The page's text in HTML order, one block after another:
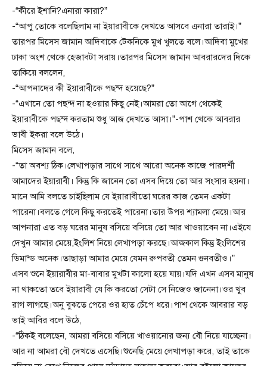
-“কীরে ইশানি?এনারা কারা?”
-“আপু তোকে বলেছিলাম না ইয়ারাবীকে দেখতে আসবে এনারা তারাই।”
তারপর মিসেস জামান আদিবাকে টেকনিকে মুখ খুলতে বলে।আদিবা মুখের
ঢাকা অংশ থেকে হেজাবটা সরায়।তারপর মিসেস জামান আবরারদের দিকে
তাকিয়ে বললেন,
-“আপনাদের কী ইয়ারাবীকে পছন্দ হয়েছে?”
-“এখানে তো পছন্দ না হওয়ার কিছু নেই।আমরা তো আগে থেকেই
ইয়ারাবীকে পছন্দ করতাম শুধু আজ দেখতে আসা।”-পাশ থেকে আবরার
ভাবী ইকরা বলে উঠে।
মিসেস জামান বলে,
-“তা অবশ্য ঠিক।লেখাপড়ার সাথে সাথে আরো অনেক কাজে পারদর্শী
আমাদের ইয়ারাবী। কিন্তু কি জানেন তো এসব দিয়ে তো আর সংসার হয়না।
মানে আমি বলতে চাইছিলাম যে ইয়ারাবীতো ঘরের কাজ তেমন একটা
পারেনা।বলতে গেলে কিছু করতেই পারেনা।তার উপর শ্যামলা মেয়ে।আর
আপনারা এত বড় ঘরের মানুষ বসিয়ে বসিয়ে তো আর খাওয়াবেন না।এইযে
দেখুন আমার মেয়ে,ইংলিশ নিয়ে লেখাপড়া করছে।আজকাল কিন্তু ইংলিশের
ডিমান্ড অনেক।তাছাড়া আমার মেয়ে যেমন রুপবতী তেমন গুনবতীও।”
এসব শুনে ইয়ারাবীর মা-বাবার মুখটা কালো হয়ে যায়।যদি এখন এসব মানুষ
না থাকতো তবে ইয়ারাবী যে কি করতো সেটা সে নিজেও জানেনা।ওর খুব
রাগ লাগছে।অনু বুঝতে পেরে ওর হাত চেঁপে ধরে।পাশ থেকে আবরার বড়
ভাই আবির বলে উঠে,
-“ঠিকই বলেছেন, আমরা বসিয়ে বসিয়ে খাওয়ানোর জন্য বৌ নিয়ে যাচ্ছেনা।
আর না আমরা বৌ দেখতে এসেছি।শুনেছি মেয়ে লেখাপড়া করে, তাই তাকে